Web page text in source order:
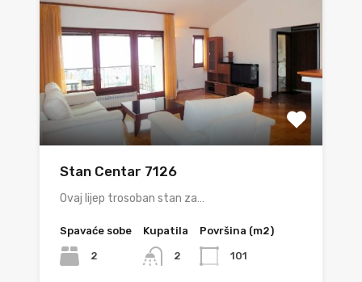
Stan Centar 7126
Ovaj lijep trosoban stan za…
Spavaće sobe
2
Kupatila
2
Površina (m2)
101